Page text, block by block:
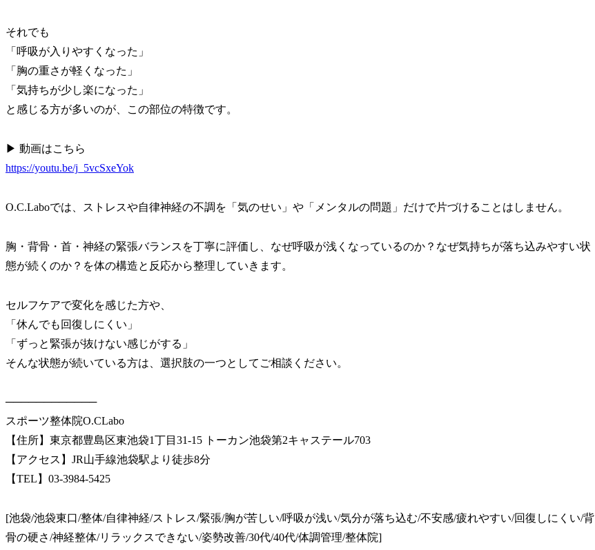
それでも
「呼吸が入りやすくなった」
「胸の重さが軽くなった」
「気持ちが少し楽になった」
と感じる方が多いのが、この部位の特徴です。
▶ 動画はこちら
https://youtu.be/j_5vcSxeYok
O.C.Laboでは、ストレスや自律神経の不調を「気のせい」や「メンタルの問題」だけで片づけることはしません。
胸・背骨・首・神経の緊張バランスを丁寧に評価し、なぜ呼吸が浅くなっているのか？なぜ気持ちが落ち込みやすい状
態が続くのか？を体の構造と反応から整理していきます。
セルフケアで変化を感じた方や、
「休んでも回復しにくい」
「ずっと緊張が抜けない感じがする」
そんな状態が続いている方は、選択肢の一つとしてご相談ください。
────────────
スポーツ整体院O.CLabo
【住所】東京都豊島区東池袋1丁目31-15 トーカン池袋第2キャステール703
【アクセス】JR山手線池袋駅より徒歩8分
【TEL】03-3984-5425
[池袋/池袋東口/整体/自律神経/ストレス/緊張/胸が苦しい/呼吸が浅い/気分が落ち込む/不安感/疲れやすい/回復しにくい/背
骨の硬さ/神経整体/リラックスできない/姿勢改善/30代/40代/体調管理/整体院]